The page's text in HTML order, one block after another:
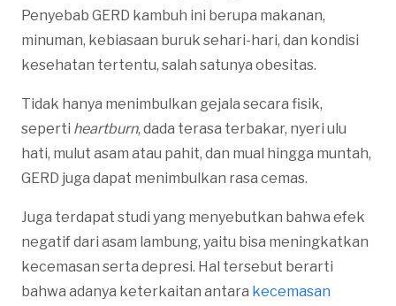
Penyebab GERD kambuh ini berupa makanan,
minuman, kebiasaan buruk sehari-hari, dan kondisi
kesehatan tertentu, salah satunya obesitas.
Tidak hanya menimbulkan gejala secara fisik,
seperti heartburn, dada terasa terbakar, nyeri ulu
hati, mulut asam atau pahit, dan mual hingga muntah,
GERD juga dapat menimbulkan rasa cemas.
Juga terdapat studi yang menyebutkan bahwa efek
negatif dari asam lambung, yaitu bisa meningkatkan
kecemasan serta depresi. Hal tersebut berarti
bahwa adanya keterkaitan antara kecemasan